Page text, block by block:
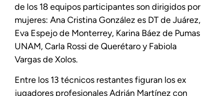
de los 18 equipos participantes son dirigidos por
mujeres: Ana Cristina González es DT de Juárez,
Eva Espejo de Monterrey, Karina Báez de Pumas
UNAM, Carla Rossi de Querétaro y Fabiola
Vargas de Xolos.
Entre los 13 técnicos restantes figuran los ex
jugadores profesionales Adrián Martínez con